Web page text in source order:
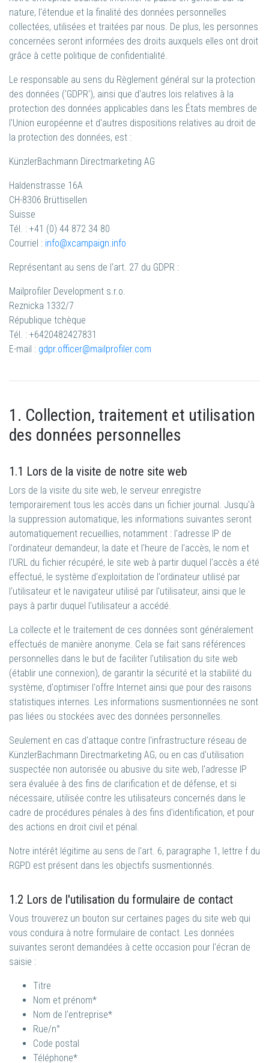
nature, l'étendue et la finalité des données personnelles
collectées, utilisées et traitées par nous. De plus, les personnes
concernées seront informées des droits auxquels elles ont droit
grâce à cette politique de confidentialité.
Le responsable au sens du Règlement général sur la protection
des données ('GDPR'), ainsi que d'autres lois relatives à la
protection des données applicables dans les États membres de
l'Union européenne et d'autres dispositions relatives au droit de
la protection des données, est :
KünzlerBachmann Directmarketing AG
Haldenstrasse 16A
CH-8306 Brüttisellen
Suisse
Tél. : +41 (0) 44 872 34 80
Courriel : info@xcampaign.info
Représentant au sens de l'art. 27 du GDPR :
Mailprofiler Development s.r.o.
Reznicka 1332/7
République tchèque
Tél. : +6420482427831
E-mail : gdpr.officer@mailprofiler.com
1. Collection, traitement et utilisation
des données personnelles
1.1 Lors de la visite de notre site web
Lors de la visite du site web, le serveur enregistre
temporairement tous les accès dans un fichier journal. Jusqu'à
la suppression automatique, les informations suivantes seront
automatiquement recueillies, notamment : l'adresse IP de
l'ordinateur demandeur, la date et l'heure de l'accès, le nom et
l'URL du fichier récupéré, le site web à partir duquel l'accès a été
effectué, le système d'exploitation de l'ordinateur utilisé par
l'utilisateur et le navigateur utilisé par l'utilisateur, ainsi que le
pays à partir duquel l'utilisateur a accédé.
La collecte et le traitement de ces données sont généralement
effectués de manière anonyme. Cela se fait sans références
personnelles dans le but de faciliter l'utilisation du site web
(établir une connexion), de garantir la sécurité et la stabilité du
système, d'optimiser l'offre Internet ainsi que pour des raisons
statistiques internes. Les informations susmentionnées ne sont
pas liées ou stockées avec des données personnelles.
Seulement en cas d'attaque contre l'infrastructure réseau de
KünzlerBachmann Directmarketing AG, ou en cas d'utilisation
suspectée non autorisée ou abusive du site web, l'adresse IP
sera évaluée à des fins de clarification et de défense, et si
nécessaire, utilisée contre les utilisateurs concernés dans le
cadre de procédures pénales à des fins d'identification, et pour
des actions en droit civil et pénal.
Notre intérêt légitime au sens de l'art. 6, paragraphe 1, lettre f du
RGPD est présent dans les objectifs susmentionnés.
1.2 Lors de l'utilisation du formulaire de contact
Vous trouverez un bouton sur certaines pages du site web qui
vous conduira à notre formulaire de contact. Les données
suivantes seront demandées à cette occasion pour l'écran de
saisie :
Titre
Nom et prénom*
Nom de l'entreprise*
Rue/n°
Code postal
Téléphone*